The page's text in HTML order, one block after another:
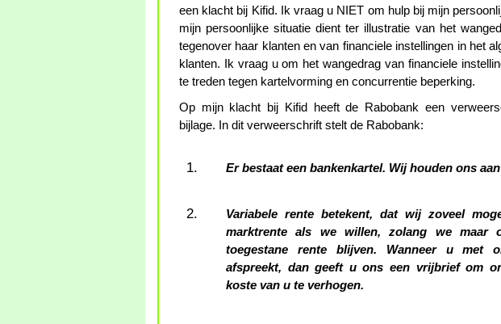
een klacht bij Kifid. Ik vraag u NIET om hulp bij mijn
mijn persoonlijke situatie dient ter illustratie van het
tegenover haar klanten en van financiele instellingen in het
klanten. Ik vraag u om het wangedrag van financiele
te treden tegen kartelvorming en concurrentie beperking.
Op mijn klacht bij Kifid heeft de Rabobank een
bijlage. In dit verweerschrift stelt de Rabobank:
Er bestaat een bankenkartel. Wij houden ons
Variabele rente betekent, dat wij zoveel
marktrente als we willen, zolang we maar
toegestane rente blijven. Wanneer u met
afspreekt, dan geeft u ons een vrijbrief om
koste van u te verhogen.